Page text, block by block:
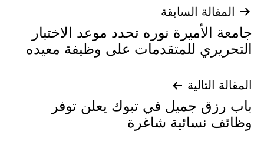
تصفّح
المقالات
المقالة السابقة
جامعة الأميرة نوره تحدد موعد الاختبار
التحريري للمتقدمات على وظيفة معيده
المقالة التالية
باب رزق جميل في تبوك يعلن توفر
وظائف نسائية شاغرة